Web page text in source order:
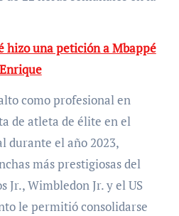
hizo una petición a Mbappé
como profesional en
de atleta de élite en el
el año 2023,
más prestigiosas del
Jr., Wimbledon Jr. y el US
le permitió consolidarse